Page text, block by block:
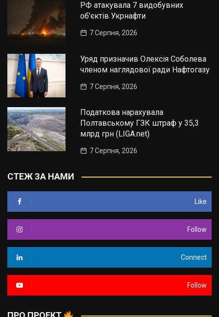
РФ атакувала 7 видобувних
об’єктів Укрнафти
7 Серпня, 2026
Уряд призначив Олексія Соболева
членом наглядової ради Нафтогазу
7 Серпня, 2026
Податкова нарахувала
Полтавському ГЗК штраф у 35,3
млрд грн (LIGA.net)
7 Серпня, 2026
СТЕЖ ЗА НАМИ
Like
Follow
Connect
Follow